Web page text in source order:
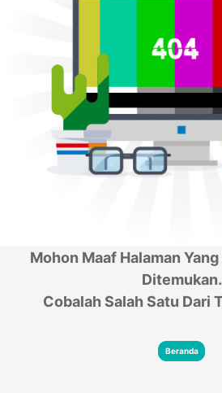
Mohon Maaf Halaman
Ditemukan.
Cobalah Salah Satu Dari
Beranda